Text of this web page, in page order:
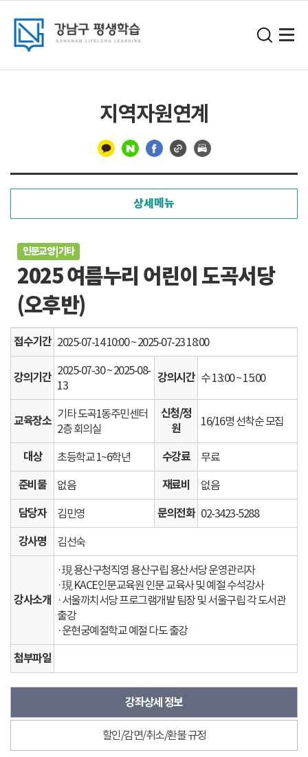
지역자원연계
상세메뉴
인문교양 | 기타
2025 여름누리 어린이 도곡서당
(오후반)
접수기간 2025-07-14 10:00 ~ 2025-07-23 18:00
강의기간 2025-07-30 ~ 2025-08-
13
강의시간 수 13:00 ~ 15:00
교육장소 기타 도곡1동주민센터
2층 회의실
신청/정
원
16/16명 선착순 모집
대상 초등학교 1~6학년 수강료 무료
준비물 없음 재료비 없음
담당자 김민영 문의전화 02-3423-5288
강사명 김선숙
강사소개
·現 용산구청직영 용산구립 용산서당 운영관리자
·現 KACE인문교육원 인문 교육사 및 예절 수석강사
·서울까치서당 프로그램개발 팀장 및 서울구립 각 도서관
출강
·운현궁예절학교 예절 다도 출강
첨부파일
강좌상세 정보
할인/감면/취소/환불 규정